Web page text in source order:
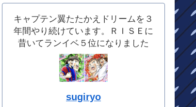
キャプテン翼たたかえドリームを３
年間やり続けています。ＲＩＳＥに
昔いてランイベ５位になりました
sugiryo